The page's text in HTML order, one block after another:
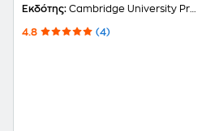
Answers
Εκδότης: Cambridge University Press
4.8 (4)